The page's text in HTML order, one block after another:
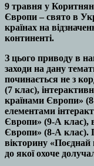
9 травня у
Європи – свято в
країнах на
континенті.
З цього приводу в
заходи на дану
починається не з
(7 клас),
країнами Європи»
елементами
Європи» (9-А клас),
Європи» (8-А клас).
вікторину «Поєднай
до якої охоче